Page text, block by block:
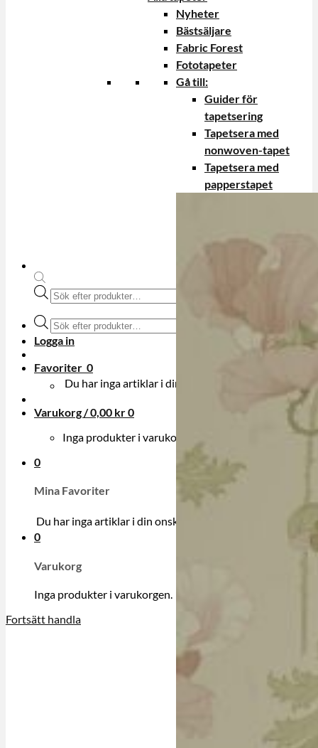
Produktsökning
Produktsökning
Logga in
Favoriter 0
Du har inga artiklar i din onskelista.
Varukorg /0,00 kr0
Inga produkter i varukorgen.
0
Mina Favoriter
Du har inga artiklar i din onskelista.
0
Varukorg
Inga produkter i varukorgen.
Fortsätt handla
Nyheter
Bästsäljare
Fabric Forest
Fototapeter
Gå till:
Guider för
tapetsering
Tapetsera med
nonwoven-tapet
Tapetsera med
papperstapet